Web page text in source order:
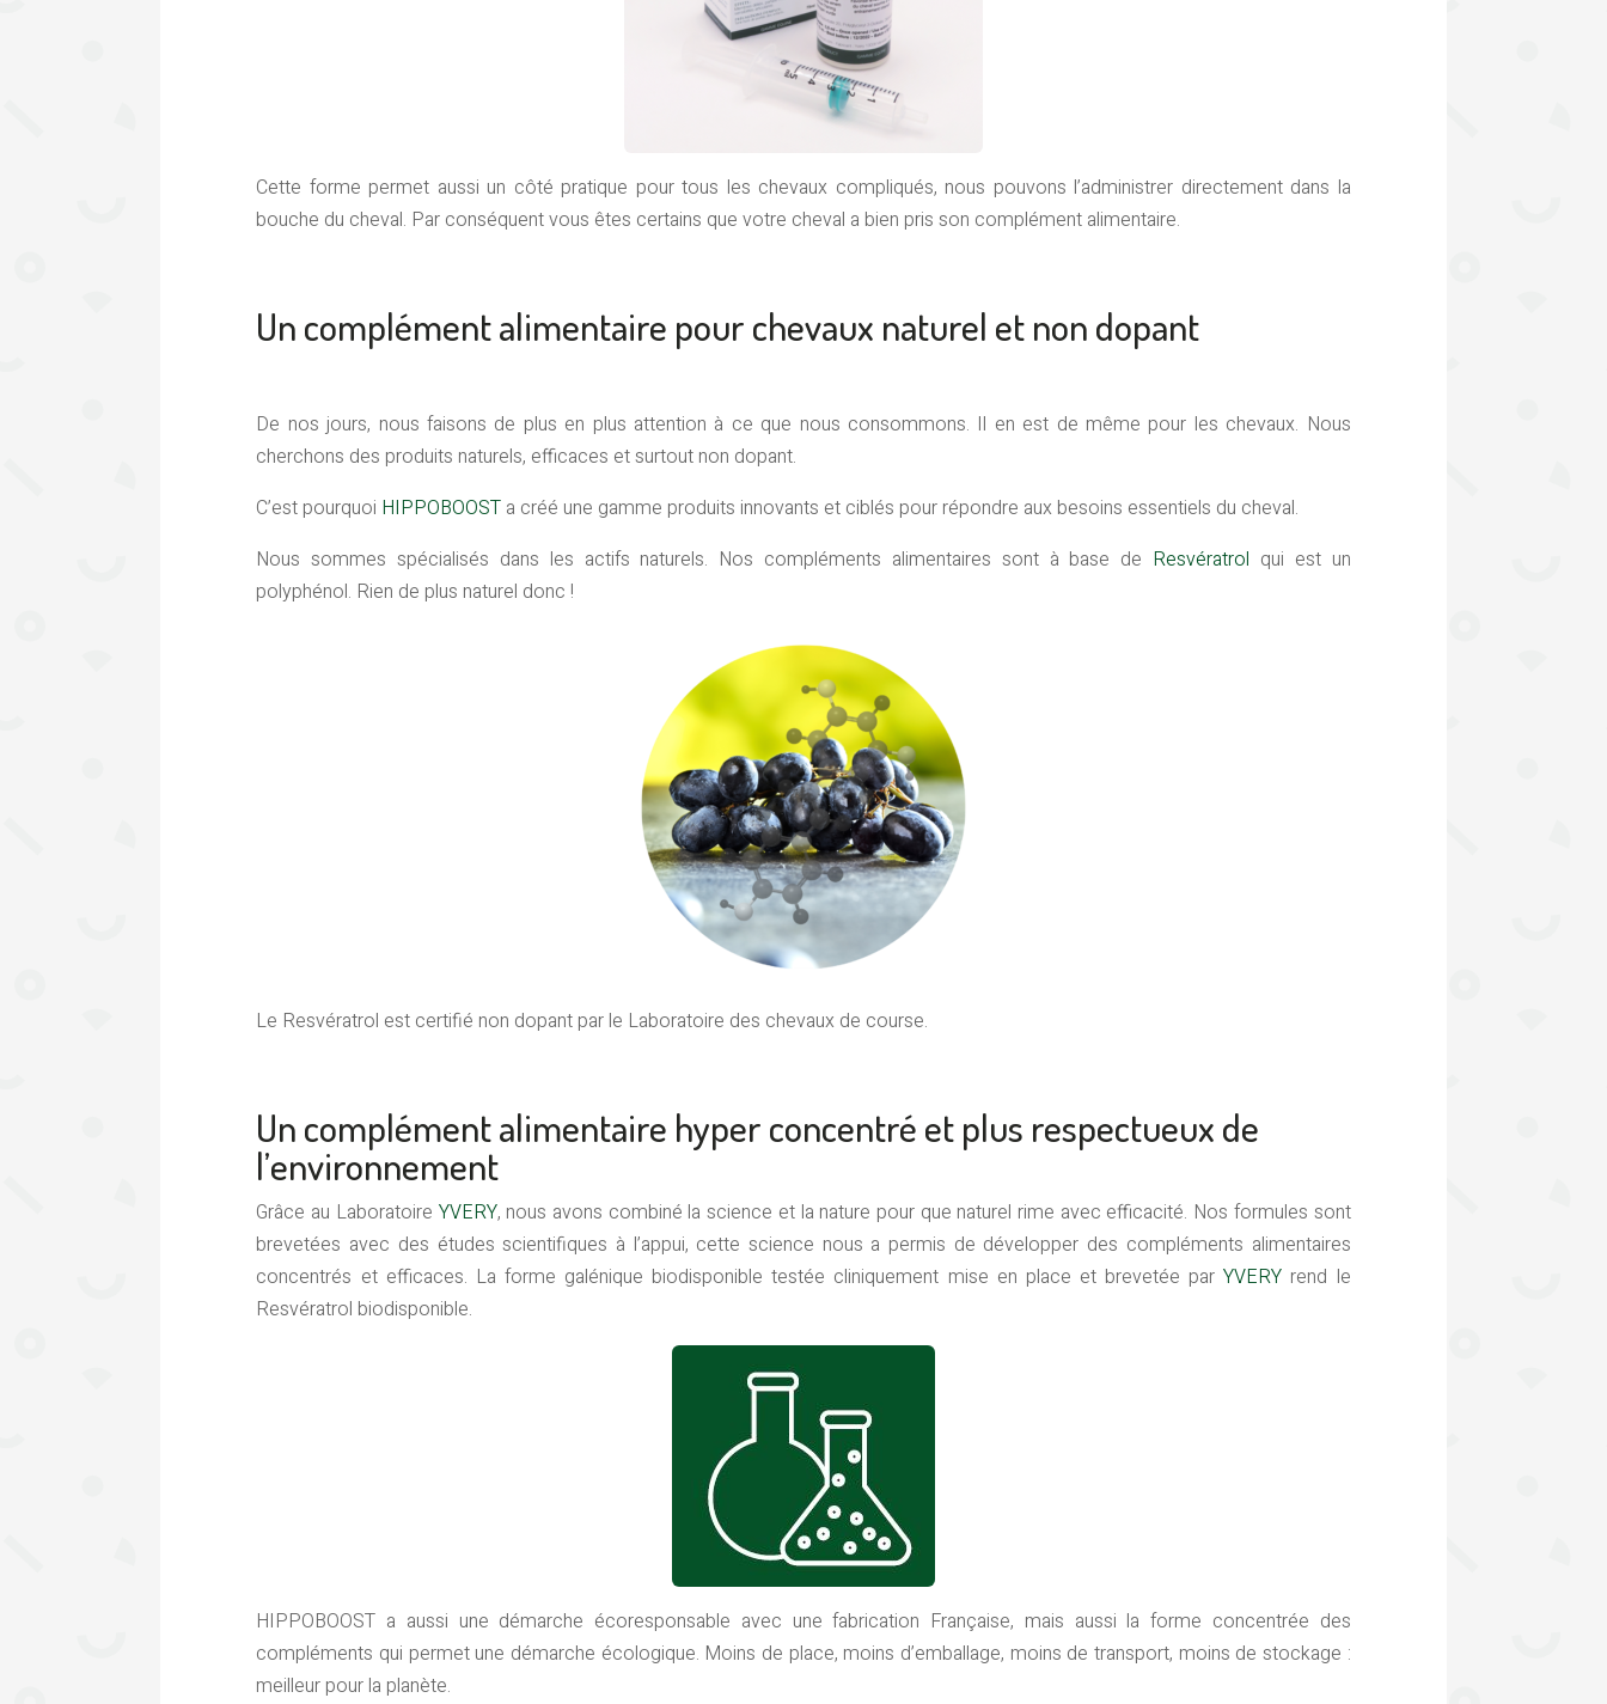
Cette forme permet aussi un côté pratique pour tous les chevaux compliqués, nous pouvons l’administrer directement dans la
bouche du cheval. Par conséquent vous êtes certains que votre cheval a bien pris son complément alimentaire.
Un complément alimentaire pour chevaux naturel et non dopant
De nos jours, nous faisons de plus en plus attention à ce que nous consommons. Il en est de même pour les chevaux. Nous
cherchons des produits naturels, efficaces et surtout non dopant.
C’est pourquoi HIPPOBOOST a créé une gamme produits innovants et ciblés pour répondre aux besoins essentiels du cheval.
Nous sommes spécialisés dans les actifs naturels. Nos compléments alimentaires sont à base de Resvératrol qui est un
polyphénol. Rien de plus naturel donc !
Le Resvératrol est certifié non dopant par le Laboratoire des chevaux de course.
Un complément alimentaire hyper concentré et plus respectueux de
l’environnement
Grâce au Laboratoire YVERY, nous avons combiné la science et la nature pour que naturel rime avec efficacité. Nos formules sont
brevetées avec des études scientifiques à l’appui, cette science nous a permis de développer des compléments alimentaires
concentrés et efficaces. La forme galénique biodisponible testée cliniquement mise en place et brevetée parYVERY rend le
Resvératrol biodisponible.
HIPPOBOOST a aussi une démarche écoresponsable avec une fabrication Française, mais aussi la forme concentrée des
compléments qui permet une démarche écologique. Moins de place, moins d’emballage, moins de transport, moins de stockage :
meilleur pour la planète.